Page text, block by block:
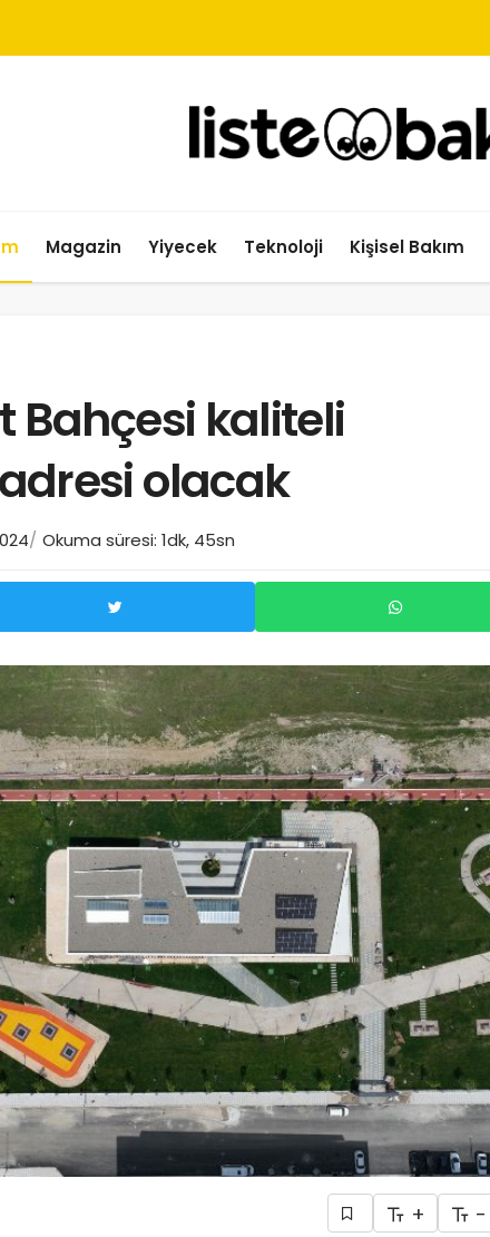
Magazin Yiyecek Teknoloji Kişisel Bakım
Bahçesi kaliteli
olacak
Okuma süresi: 1dk, 45sn
+ -